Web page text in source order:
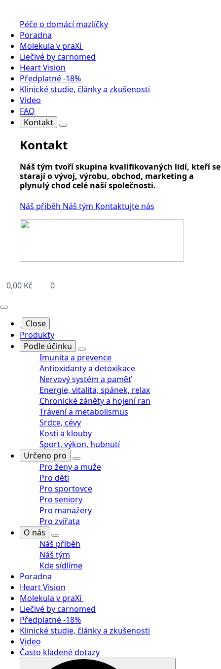
Péče o domácí mazlíčky
Poradna
Molekula v praXi
Liečivé by carnomed
Heart Vision
Předplatné -18%
Klinické studie, články a zkušenosti
Video
FAQ
Kontakt
Kontakt
Náš tým tvoří skupina kvalifikovaných lidí, kteří se
starají o vývoj, výrobu, obchod, marketing a
plynulý chod celé naší společnosti.
Náš příběh Náš tým Kontaktujte nás
0,00 Kč 0
Close
Produkty
Podle účinku
Imunita a prevence
Antioxidanty a detoxikace
Nervový systém a paměť
Energie, vitalita, spánek, relax
Chronické záněty a hojení ran
Trávení a metabolismus
Srdce, cévy
Kosti a klouby
Sport, výkon, hubnutí
Určeno pro
Pro ženy a muže
Pro děti
Pro sportovce
Pro seniory
Pro manažery
Pro zvířata
O nás
Náš příběh
Náš tým
Kde sídlíme
Poradna
Heart Vision
Molekula v praXi
Liečivé by carnomed
Předplatné -18%
Klinické studie, články a zkušenosti
Video
Často kladené dotazy
Search